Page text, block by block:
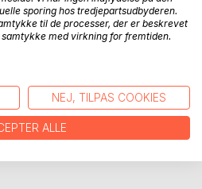
rouladen på et fad
tak fordi du stædigt gad
kultur, samfund, befolkning,
sporing hos tredjepartsudbyderen.
til de processer, der er beskrevet
med virkning for fremtiden.
NEJ, TILPAS COOKIES
ALLE